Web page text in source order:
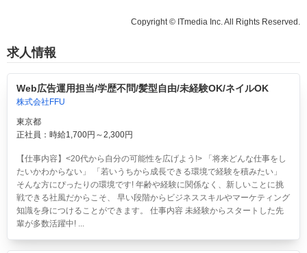
Copyright © ITmedia Inc. All Rights Reserved.
求人情報
Web広告運用担当/学歴不問/髪型自由/未経験OK/ネイルOK
株式会社FFU
東京都
正社員：時給1,700円～2,300円
【仕事内容】<20代から自分の可能性を広げよう!> 「将来どんな仕事をし
たいかわからない」 「若いうちから成長できる環境で経験を積みたい」
そんな方にぴったりの環境です! 年齢や経験に関係なく、新しいことに挑
戦できる社風だからこそ、 早い段階からビジネススキルやマーケティング
知識を身につけることができます。 仕事内容 未経験からスタートした先
輩が多数活躍中! ...